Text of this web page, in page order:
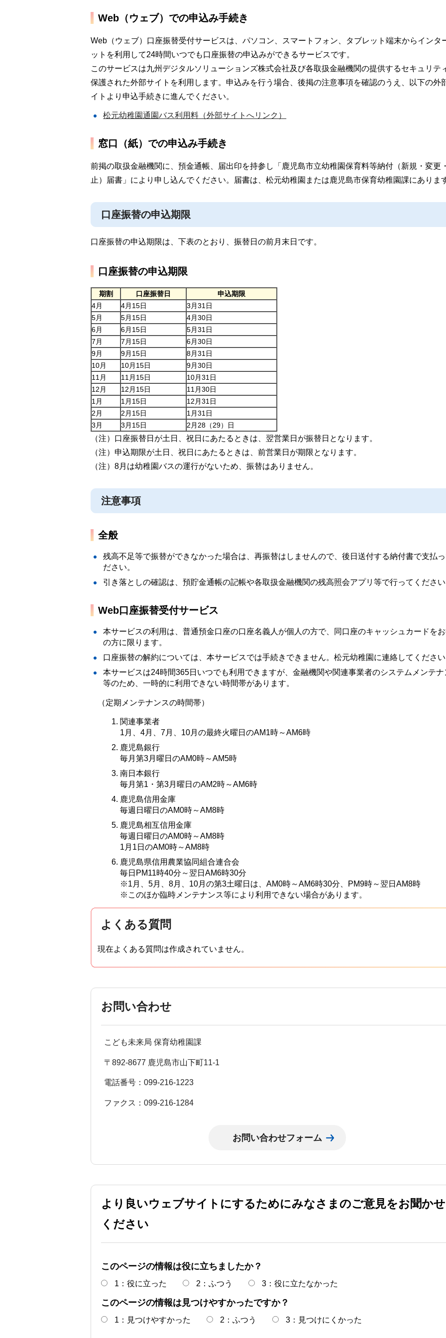
Web（ウェブ）での申込み手続き
Web（ウェブ）口座振替受付サービスは、パソコン、スマートフォン、タブレット端末からインタ
ットを利用して24時間いつでも口座振替の申込みができるサービスです。
このサービスは九州デジタルソリューションズ株式会社及び各取扱金融機関の提供するセキュリテ
保護された外部サイトを利用します。申込みを行う場合、後掲の注意事項を確認のうえ、以下の外
イトより申込手続きに進んでください。
松元幼稚園通園バス利用料（外部サイトへリンク）
窓口（紙）での申込み手続き
前掲の取扱金融機関に、預金通帳、届出印を持参し「鹿児島市立幼稚園保育料等納付（新規・変更
止）届書」により申し込んでください。届書は、松元幼稚園または鹿児島市保育幼稚園課にありま
口座振替の申込期限
口座振替の申込期限は、下表のとおり、振替日の前月末日です。
口座振替の申込期限
期割 口座振替日
申込期限
4月
4月15日
3月31日
5月
5月15日
4月30日
6月
6月15日
5月31日
7月
7月15日
6月30日
9月
9月15日
8月31日
10月
10月15日
9月30日
11月
11月15日
10月31日
12月
12月15日
11月30日
1月
1月15日
12月31日
2月
2月15日
1月31日
3月
3月15日 2月28（29）日
（注）口座振替日が土日、祝日にあたるときは、翌営業日が振替日となります。
（注） 申込期限が土日、祝日にあたるときは、前営業日が期限となります。
（注） 8月は幼稚園バスの運行がないため、振替はありません。
注意事項
全般
残高不足等で振替ができなかった場合は、再振替はしませんので、後日送付する納付書で支払
ださい。
引き落としの確認は、預貯金通帳の記帳や各取扱金融機関の残高照会アプリ等で行ってくださ
Web口座振替受付サービス
本サービスの利用は、普通預金口座の口座名義人が個人の方で、同口座のキャッシュカードを
の方に限ります。
口座振替の解約については、本サービスでは手続きできません。松元幼稚園に連絡してくださ
本サービスは24時間365日いつでも利用できますが、金融機関や関連事業者のシステムメンテナ
等のため、一時的に利用できない時間帯があります。
（定期メンテナンスの時間帯）
関連事業者
1月、4月、7月、10月の最終火曜日のAM1時～AM6時
鹿児島銀行
毎月第3月曜日のAM0時～AM5時
南日本銀行
毎月第1・第3月曜日のAM2時～AM6時
鹿児島信用金庫
毎週日曜日のAM0時～AM8時
鹿児島相互信用金庫
毎週日曜日のAM0時～AM8時
1月1日のAM0時～AM8時
鹿児島県信用農業協同組合連合会
毎日PM11時40分～翌日AM6時30分
※1月、5月、8月、10月の第3土曜日は、AM0時～AM6時30分、PM9時～翌日AM8時
※このほか臨時メンテナンス等により利用できない場合があります。
よくある質問
現在よくある質問は作成されていません。
お問い合わせ
こども未来局 保育幼稚園課
〒892-8677 鹿児島市山下町11-1
電話番号：099-216-1223
ファクス：099-216-1284
より良いウェブサイトにするためにみなさまのご意見をお聞かせ
ください
このページの情報は役に立ちましたか？
1：役に立った 2：ふつう 3：役に立たなかった
このページの情報は見つけやすかったですか？
1：見つけやすかった 2：ふつう 3：見つけにくかった